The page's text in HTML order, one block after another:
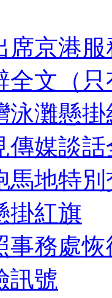
席京港
全文（
泳灘懸掛
傳媒談
馬地特
掛紅旗
事務處
訊號